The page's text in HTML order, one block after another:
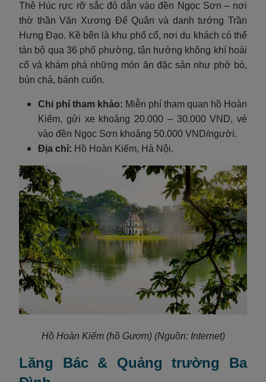
Thê Húc rực rỡ sắc đỏ dẫn vào đền Ngọc Sơn – nơi
thờ thần Văn Xương Đế Quân và danh tướng Trần
Hưng Đạo. Kề bên là khu phố cổ, nơi du khách có thể
tản bộ qua 36 phố phường, tận hưởng không khí hoài
cổ và khám phá những món ăn đặc sản như phở bò,
bún chả, bánh cuốn.
Chi phí tham khảo: Miễn phí tham quan hồ Hoàn
Kiếm, gửi xe khoảng 20.000 – 30.000 VND, vé
vào đền Ngọc Sơn khoảng 50.000 VND/người.
Địa chỉ: Hồ Hoàn Kiếm, Hà Nội.
Hồ Hoàn Kiếm (hồ Gươm) (Nguồn: Internet)
Lăng Bác & Quảng trường Ba